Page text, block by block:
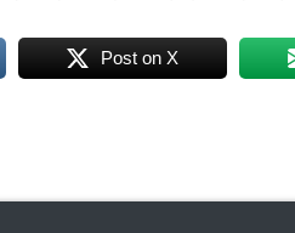
Post on X